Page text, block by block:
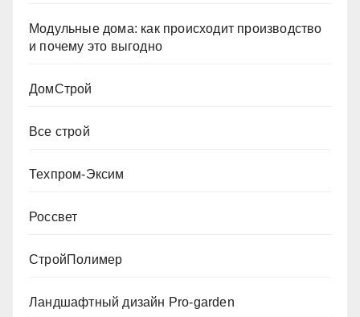
Модульные дома: как происходит производство
и почему это выгодно
ДомСтрой
Все строй
Техпром-Эксим
Россвет
СтройПолимер
Ландшафтный дизайн Pro-garden